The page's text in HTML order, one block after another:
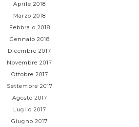
Aprile 2018
Marzo 2018
Febbraio 2018
Gennaio 2018
Dicembre 2017
Novembre 2017
Ottobre 2017
Settembre 2017
Agosto 2017
Luglio 2017
Giugno 2017